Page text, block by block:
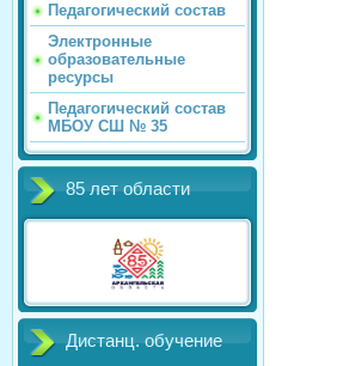
Педагогический состав
Электронные
образовательные
ресурсы
Педагогический состав
МБОУ СШ № 35
85 лет области
Дистанц. обучение